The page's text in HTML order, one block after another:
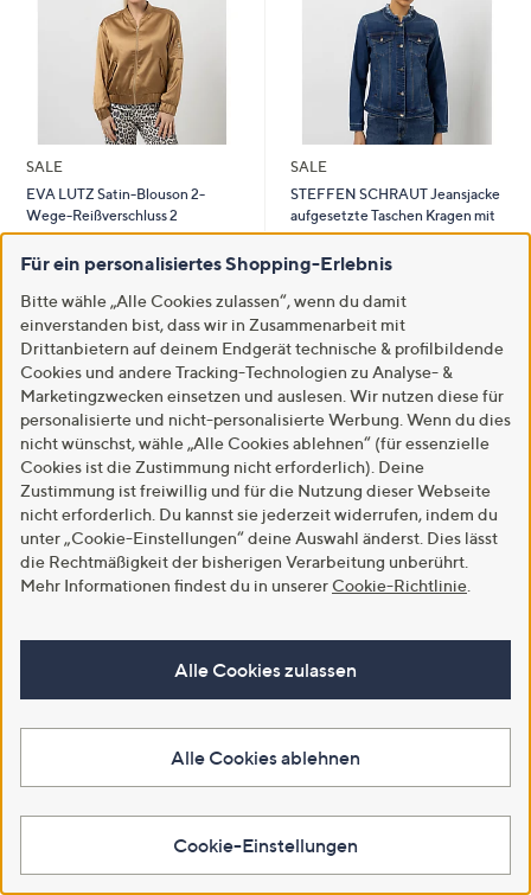
SALE
EVA LUTZ Satin-Blouson 2-
Wege-Reißverschluss 2
Pattentaschen leger weit
€ 79,99
-42% € 139,99
5.0
von
5
(4)4
Bewertungen
In den Warenkorb
SALE
STEFFEN SCHRAUT Jeansjacke
aufgesetzte Taschen Kragen mit
Fransen figurbetont
€ 69,99
5.0
von
5
In den Warenkorb
Reverskragen ungefüttert
€ 79,99
-33% € 119,99
Strickweste V-Ausschnitt
Schmuckknöpfe figurumspielend
€ 49,99
-28% € 69,99
Für ein personalisiertes Shopping-Erlebnis
Bitte wähle „Alle Cookies zulassen“, wenn du damit
einverstanden bist, dass wir in Zusammenarbeit mit
Drittanbietern auf deinem Endgerät technische & profilbildende
Cookies und andere Tracking-Technologien zu Analyse- &
Marketingzwecken einsetzen und auslesen. Wir nutzen diese für
personalisierte und nicht-personalisierte Werbung. Wenn du dies
nicht wünschst, wähle „Alle Cookies ablehnen“ (für essenzielle
Cookies ist die Zustimmung nicht erforderlich). Deine
Zustimmung ist freiwillig und für die Nutzung dieser Webseite
nicht erforderlich. Du kannst sie jederzeit widerrufen, indem du
unter „Cookie-Einstellungen“ deine Auswahl änderst. Dies lässt
die Rechtmäßigkeit der bisherigen Verarbeitung unberührt.
Mehr Informationen findest du in unserer Cookie-Richtlinie
Alle Cookies zulassen
Alle Cookies ablehnen
Cookie-Einstellungen